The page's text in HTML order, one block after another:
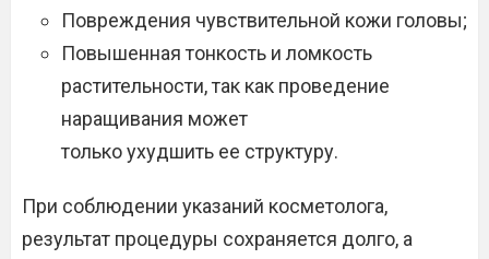
Повреждения чувствительной кожи головы;
Повышенная тонкость и ломкость
растительности, так как проведение
наращивания может
только ухудшить ее структуру.
При соблюдении указаний косметолога,
результат процедуры сохраняется долго, а